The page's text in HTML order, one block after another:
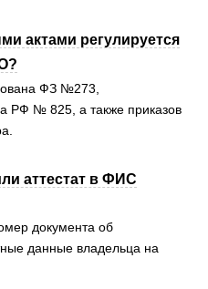
актами регулируется
ФЗ №273,
РФ № 825, а также приказов
аттестат в ФИС
документа об
данные владельца на